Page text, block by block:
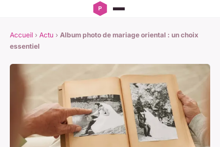
Accueil › Actu › Album photo de mariage oriental : un choix
essentiel